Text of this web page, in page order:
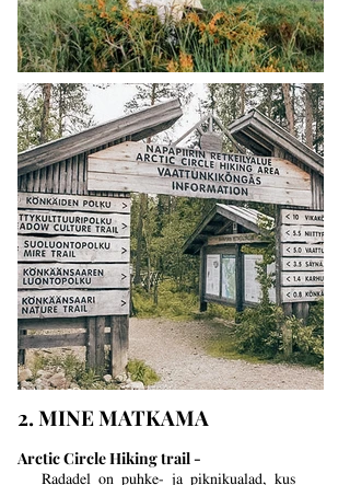
2. MINE MATKAMA
Arctic Circle Hiking trail -
Radadel on puhke- ja piknikualad, kus